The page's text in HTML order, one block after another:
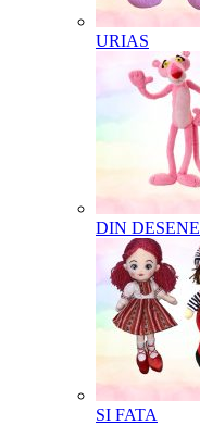
URIAS
DIN DESENE
SI FATA